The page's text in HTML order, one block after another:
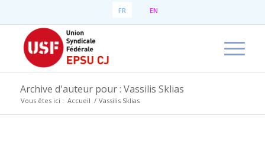
FR EN
Archive d'auteur pour : Vassilis Sklias
Vous êtes ici : Accueil / Vassilis Sklias